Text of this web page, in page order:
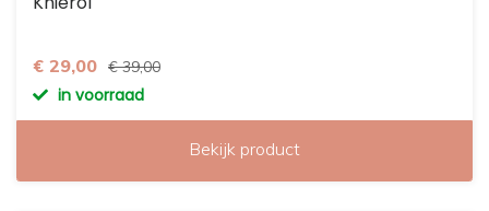
€ 29,00 € 39,00
in voorraad
Bekijk product